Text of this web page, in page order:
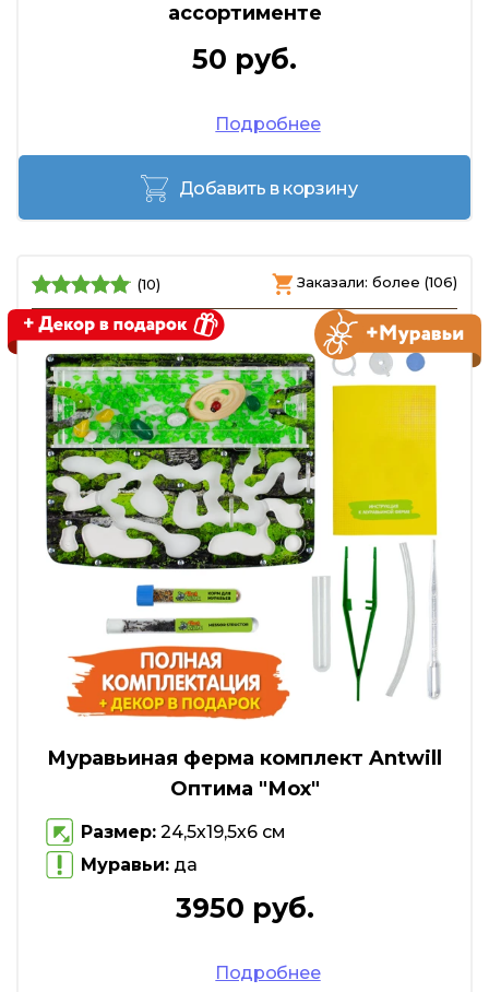
ассортименте
50 руб.
Подробнее
Добавить в корзину
(10) Заказали: более (106)
Муравьиная ферма комплект Antwill
Оптима "Мох"
Размер: 24,5х19,5х6 см
Муравьи: да
3950 руб.
Подробнее